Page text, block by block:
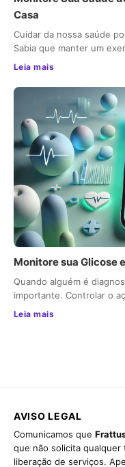
Casa
Cuidar da nossa saúde
Sabia que manter um
Leia mais
Monitore sua Glicose
Quando alguém é
importante. Controlar o
Leia mais
AVISO LEGAL
Comunicamos que
que não solicita qualquer
liberação de serviços.